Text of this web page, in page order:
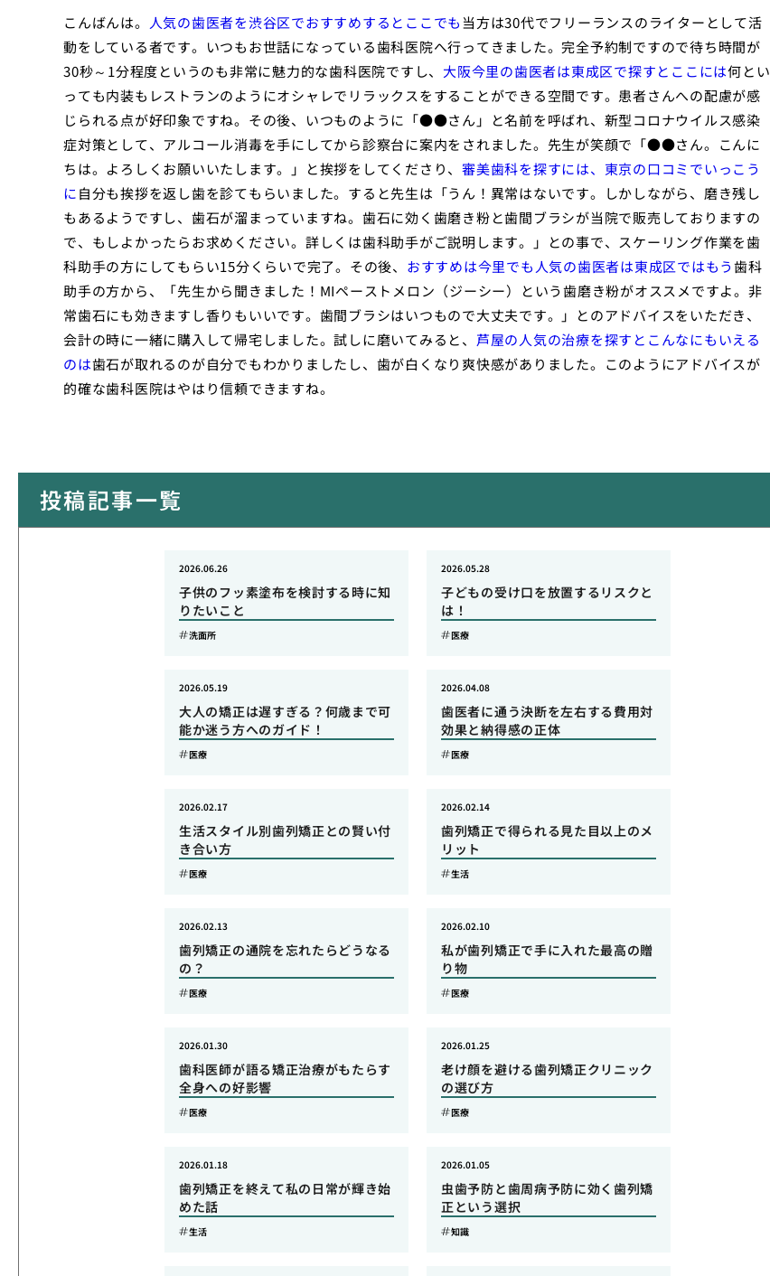
こんばんは。 人気の歯医者を渋谷区でおすすめするとここでも 当方は30代でフリーランスのライターとして活
動をしている者です。いつもお世話になっている歯科医院へ行ってきました。完全予約制ですので待ち時間が
30秒～1分程度というのも非常に魅力的な歯科医院ですし、 大阪今里の歯医者は東成区で探すとここには何とい
っても内装もレストランのようにオシャレでリラックスをすることができる空間です。患者さんへの配慮が感
じられる点が好印象ですね。その後、いつものように「●●さん」と名前を呼ばれ、新型コロナウイルス感染
症対策として、アルコール消毒を手にしてから診察台に案内をされました。先生が笑顔で「●●さん。こんに
ちは。よろしくお願いいたします。」と挨拶をしてくださり、 審美歯科を探すには、東京の口コミでいっこう
に自分も挨拶を返し歯を診てもらいました。すると先生は「うん！異常はないです。しかしながら、磨き残し
もあるようですし、歯石が溜まっていますね。歯石に効く歯磨き粉と歯間ブラシが当院で販売しておりますの
で、もしよかったらお求めください。詳しくは歯科助手がご説明します。」との事で、スケーリング作業を歯
科助手の方にしてもらい15分くらいで完了。その後、 おすすめは今里でも人気の歯医者は東成区ではもう歯科
助手の方から、「先生から聞きました！MIペーストメロン（ジーシー）という歯磨き粉がオススメですよ。非
常歯石にも効きますし香りもいいです。歯間ブラシはいつもので大丈夫です。」とのアドバイスをいただき、
会計の時に一緒に購入して帰宅しました。試しに磨いてみると、 芦屋の人気の治療を探すとこんなにもいえる
のは歯石が取れるのが自分でもわかりましたし、歯が白くなり爽快感がありました。このようにアドバイスが
的確な歯科医院はやはり信頼できますね。
投稿記事一覧
子供のフッ素塗布を検討する時に知
りたいこと
2026.06.26
洗面所
子どもの受け口を放置するリスクと
は！
2026.05.28
医療
大人の矯正は遅すぎる？何歳まで可
能か迷う方へのガイド！
2026.05.19
医療
歯医者に通う決断を左右する費用対
効果と納得感の正体
2026.04.08
医療
生活スタイル別歯列矯正との賢い付
き合い方
2026.02.17
医療
歯列矯正で得られる見た目以上のメ
リット
2026.02.14
生活
歯列矯正の通院を忘れたらどうなる
の？
2026.02.13
医療
私が歯列矯正で手に入れた最高の贈
り物
2026.02.10
医療
歯科医師が語る矯正治療がもたらす
全身への好影響
2026.01.30
医療
老け顔を避ける歯列矯正クリニック
の選び方
2026.01.25
医療
歯列矯正を終えて私の日常が輝き始
めた話
2026.01.18
生活
虫歯予防と歯周病予防に効く歯列矯
正という選択
2026.01.05
知識